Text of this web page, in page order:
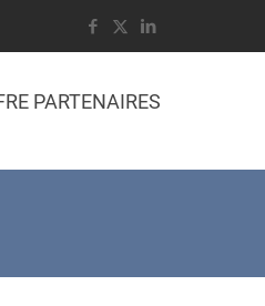
PARTENAIRES